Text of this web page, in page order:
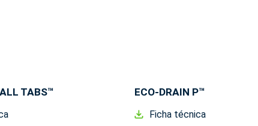
TABS™ ECO-DRAIN P™
Ficha técnica